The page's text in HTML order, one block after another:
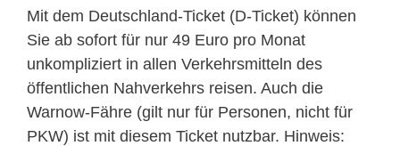
Mit dem Deutschland-Ticket (D-Ticket) können
Sie ab sofort für nur 49 Euro pro Monat
unkompliziert in allen Verkehrsmitteln des
öffentlichen Nahverkehrs reisen. Auch die
Warnow-Fähre (gilt nur für Personen, nicht für
PKW) ist mit diesem Ticket nutzbar. Hinweis: